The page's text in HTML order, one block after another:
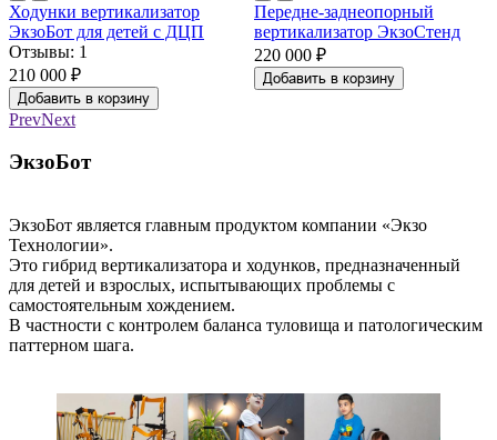
Ходунки вертикализатор
ЭкзоБот для детей с ДЦП
Отзывы: 1
210 000 ₽
Добавить в корзину
Передне-заднеопорный
вертикализатор ЭкзоСтенд
220 000 ₽
Добавить в корзину
PrevNext
ЭкзоБот
ЭкзоБот является главным продуктом компании «Экзо
Технологии».
Это гибрид вертикализатора и ходунков, предназначенный
для детей и взрослых, испытывающих проблемы с
самостоятельным хождением.
В частности с контролем баланса туловища и патологическим
паттерном шага.